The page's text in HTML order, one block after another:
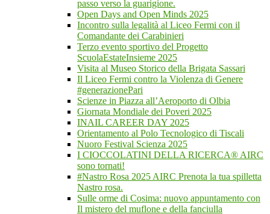
passo verso la guarigione.
Open Days and Open Minds 2025
Incontro sulla legalità al Liceo Fermi con il
Comandante dei Carabinieri
Terzo evento sportivo del Progetto
ScuolaEstateInsieme 2025
Visita al Museo Storico della Brigata Sassari
Il Liceo Fermi contro la Violenza di Genere
#generazionePari
Scienze in Piazza all’Aeroporto di Olbia
Giornata Mondiale dei Poveri 2025
INAIL CAREER DAY 2025
Orientamento al Polo Tecnologico di Tiscali
Nuoro Festival Scienza 2025
I CIOCCOLATINI DELLA RICERCA® AIRC
sono tornati!
#Nastro Rosa 2025 AIRC Prenota la tua spilletta
Nastro rosa.
Sulle orme di Cosima: nuovo appuntamento con
Il mistero del muflone e della fanciulla